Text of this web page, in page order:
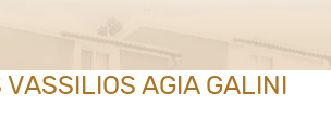
AGIA GALINI